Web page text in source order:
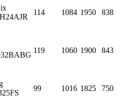
114 1084 1950 838
119 1060 1900 843
99 1016 1825 750